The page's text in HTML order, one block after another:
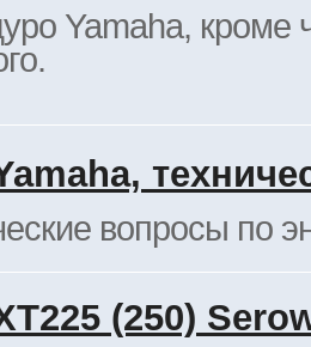
Yamaha, кроме
вопросы по
(250)